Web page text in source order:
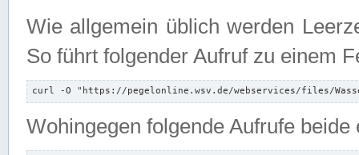
Wie allgemein üblich werden
So führt folgender Aufruf zu einem
curl -O "https://pegelonline.wsv.de/webservices/files/
Wohingegen folgende Aufrufe beide